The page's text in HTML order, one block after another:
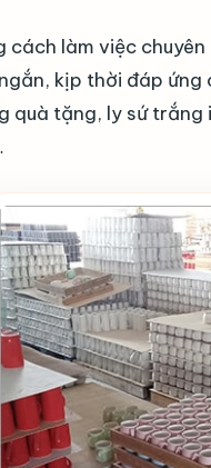
cách làm việc
kịp thời đáp
quà tặng, ly sứ trắng